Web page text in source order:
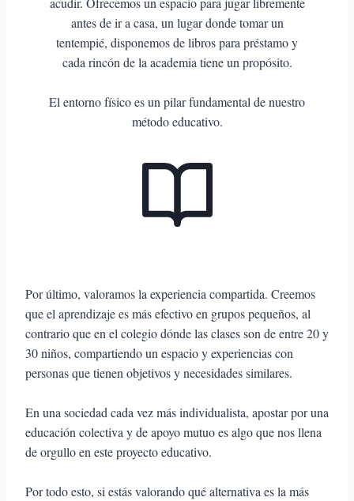
antes de ir a casa, un lugar donde tomar un
tentempié, disponemos de libros para préstamo y
cada rincón de la academia tiene un propósito.
El entorno físico es un pilar fundamental de nuestro
método educativo.
Por último, valoramos la experiencia compartida. Creemos
que el aprendizaje es más efectivo en grupos pequeños, al
contrario que en el colegio dónde las clases son de entre 20 y
30 niños, compartiendo un espacio y experiencias con
personas que tienen objetivos y necesidades similares.
En una sociedad cada vez más individualista, apostar por una
educación colectiva y de apoyo mutuo es algo que nos llena
de orgullo en este proyecto educativo.
Por todo esto, si estás valorando qué alternativa es la más